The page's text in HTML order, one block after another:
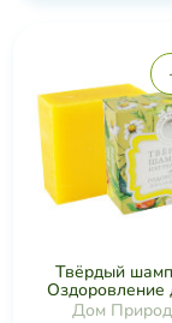
Твёрдый
Оздоровление
Дом